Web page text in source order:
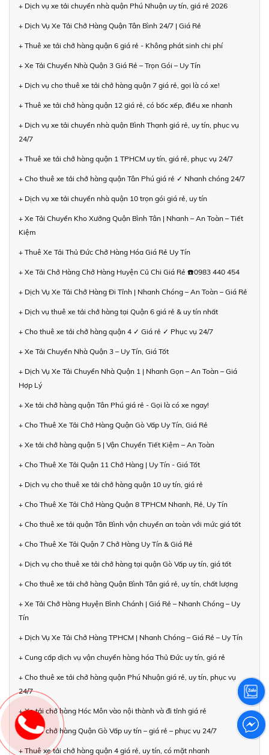
+ Dịch vụ xe tải chuyển nhà quận Phú Nhuận uy tín, giá rẻ 2026
+ Dịch Vụ Xe Tải Chở Hàng Quận Tân Bình 24/7 | Giá Rẻ
+ Thuê xe tải chở hàng quận 6 giá rẻ - Không phát sinh chi phí
+ Xe Tải Chuyển Nhà Quận 3 Giá Rẻ – Trọn Gói – Uy Tín
+ Dịch vụ cho thuê xe tải chở hàng quận 7 giá rẻ, gọi là có xe!
+ Thuê xe tải chở hàng quận 12 giá rẻ, có bốc xếp, điều xe nhanh
+ Dịch vụ xe tải chuyển nhà quận Bình Thạnh giá rẻ, uy tín, phục vụ
24/7
+ Thuê xe tải chở hàng quận 1 TPHCM uy tín, giá rẻ, phục vụ 24/7
+ Cho thuê xe tải chở hàng quận Tân Phú giá rẻ ✓ Nhanh chóng 24/7
+ Dịch vụ xe tải chuyển nhà quận 10 trọn gói giá rẻ, uy tín
+ Xe Tải Chuyển Kho Xưởng Quận Bình Tân | Nhanh – An Toàn – Tiết
Kiệm
+ Thuê Xe Tải Thủ Đức Chở Hàng Hóa Giá Rẻ Uy Tín
+ Xe Tải Chở Hàng Chở Hàng Huyện Củ Chi Giá Rẻ ☎️0983 440 454
+ Dịch Vụ Xe Tải Chở Hàng Đi Tỉnh | Nhanh Chóng – An Toàn – Giá Rẻ
+ Dịch vụ thuê xe tải chở hàng tại Quận 6 giá rẻ & uy tín nhất
+ Cho thuê xe tải chở hàng quận 4 ✓ Giá rẻ ✓ Phục vụ 24/7
+ Xe Tải Chuyển Nhà Quận 3 – Uy Tín, Giá Tốt
+ Dịch Vụ Xe Tải Chuyển Nhà Quận 1 | Nhanh Gọn – An Toàn – Giá
Hợp Lý
+ Xe tải chở hàng quận Tân Phú giá rẻ - Gọi là có xe ngay!
+ Cho Thuê Xe Tải Chở Hàng Quận Gò Vấp Uy Tín, Giá Rẻ
+ Xe tải chở hàng quận 5 | Vận Chuyển Tiết Kiệm – An Toàn
+ Cho Thuê Xe Tải Quận 11 Chở Hàng | Uy Tín - Giá Tốt
+ Dịch vụ cho thuê xe tải chở hàng quận 10 uy tín, giá rẻ
+ Cho Thuê Xe Tải Chở Hàng Quận 8 TPHCM Nhanh, Rẻ, Uy Tín
+ Cho thuê xe tải quận Tân Bình vận chuyển an toàn với mức giá tốt
+ Cho Thuê Xe Tải Quận 7 Chở Hàng Uy Tín & Giá Rẻ
+ Dịch vụ cho thuê xe tải chở hàng tại quận Gò Vấp uy tín, giá tốt
+ Cho thuê xe tải chở hàng Quận Bình Tân giá rẻ, uy tín, chất lượng
+ Xe Tải Chở Hàng Huyện Bình Chánh | Giá Rẻ – Nhanh Chóng – Uy
Tín
+ Dịch Vụ Xe Tải Chở Hàng TPHCM | Nhanh Chóng – Giá Rẻ – Uy Tín
+ Cung cấp dịch vụ vận chuyển hàng hóa Thủ Đức uy tín, giá rẻ
+ Cho thuê xe tải chở hàng quận Phú Nhuận giá rẻ, uy tín, phục vụ
24/7
+ Xe tải chở hàng Hóc Môn vào nội thành và đi tỉnh giá rẻ
+ Xe tải chở hàng Quận Gò Vấp uy tín – giá rẻ – phục vụ 24/7
+ Thuê xe tải chở hàng quận 4 giá rẻ, uy tín, có mặt nhanh